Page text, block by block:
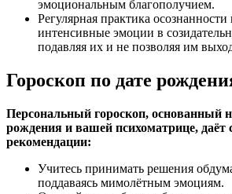
эмоциональным благополучием.
Регулярная практика
интенсивные эмоции в
подавляя их и не позволяя им
Гороскоп по дате
Персональный гороскоп, основанный
рождения и вашей психоматрице, даёт
рекомендации:
Учитесь принимать решения
поддаваясь мимолётным эмоциям.